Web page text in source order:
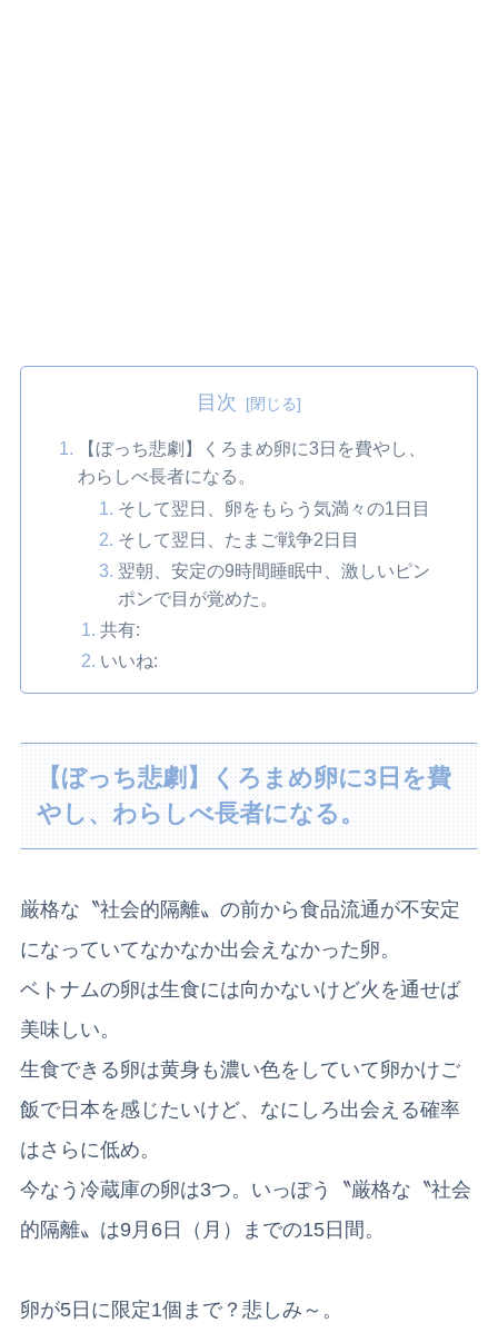
目次
【ぼっち悲劇】くろまめ卵に3日を費やし、
わらしべ長者になる。
そして翌日、卵をもらう気満々の1日目
そして翌日、たまご戦争2日目
翌朝、安定の9時間睡眠中、激しいピン
ポンで目が覚めた。
共有:
いいね:
【ぼっち悲劇】くろまめ卵に3日を費
やし、わらしべ長者になる。
厳格な〝社会的隔離〟の前から食品流通が不安定
になっていてなかなか出会えなかった卵。
ベトナムの卵は生食には向かないけど火を通せば
美味しい。
生食できる卵は黄身も濃い色をしていて卵かけご
飯で日本を感じたいけど、なにしろ出会える確率
はさらに低め。
今なう冷蔵庫の卵は3つ。いっぽう〝厳格な〝社会
的隔離〟は9月6日（月）までの15日間。
卵が5日に限定1個まで？悲しみ～。